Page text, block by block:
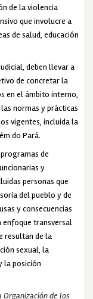
de la violencia
que involucre a
de salud, educación
deben llevar a
de concretar la
en el ámbito interno,
normas y prácticas
vigentes, incluida la
do Pará.
de
y
personas que
del pueblo y de
y consecuencias
enfoque transversal
resultan de la
sexual, la
la posición
Organización de los